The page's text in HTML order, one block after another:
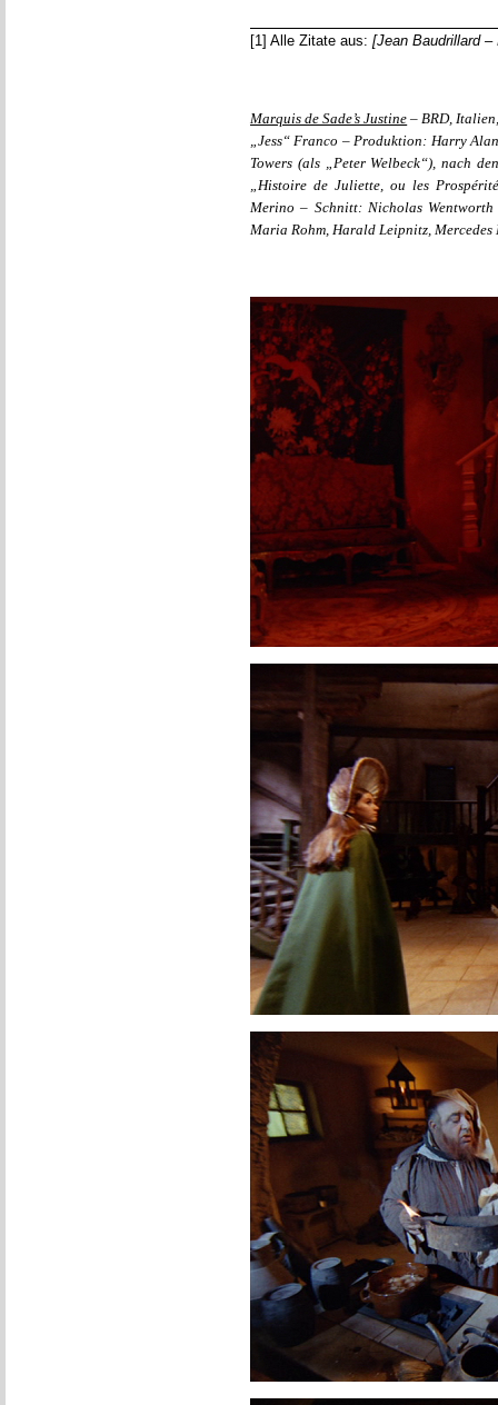
[1] Alle Zitate aus: [Jean Baudrillard
Marquis de Sade’s Justine – BRD,
„Jess“ Franco – Produktion: Harry
Towers (als „Peter Welbeck“), nach
„Histoire de Juliette, ou les
Merino – Schnitt: Nicholas
Maria Rohm, Harald Leipnitz,